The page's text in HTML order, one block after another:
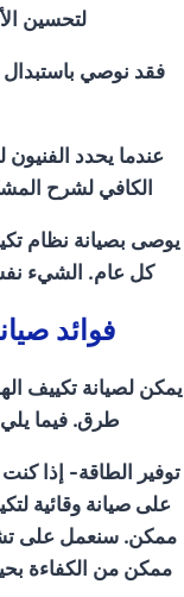
لتحسين
فقد نوصي
عندما يحدد
الكافي لشرح
يوصى بصيانة نظام
كل عام. الشيء
فوائد
يمكن لصيانة تكييف
طرق. فيما يلي
توفير الطاقة- إذا
على صيانة وقائية
ممكن. سنعمل على
ممكن من الكفاءة